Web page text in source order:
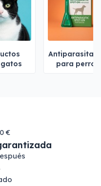
para perros
€